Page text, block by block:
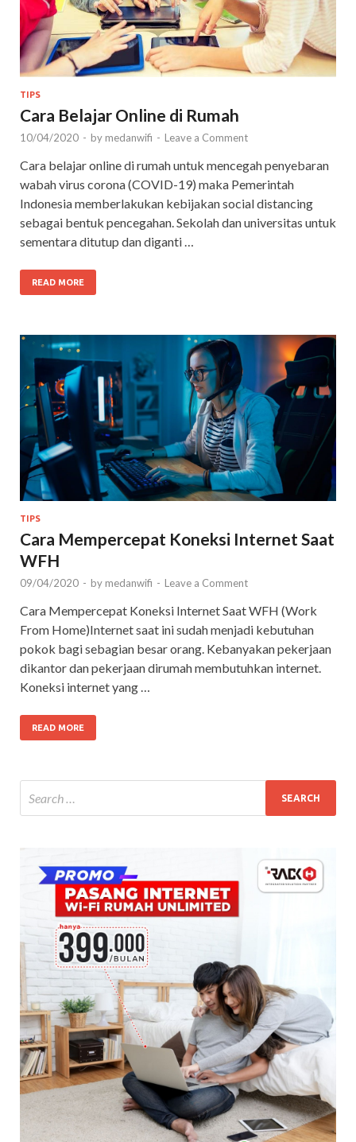
TIPS
Cara Belajar Online di Rumah
10/04/2020 - by medanwifi - Leave a Comment
Cara belajar online di rumah untuk mencegah penyebaran
wabah virus corona (COVID-19) maka Pemerintah
Indonesia memberlakukan kebijakan social distancing
sebagai bentuk pencegahan. Sekolah dan universitas untuk
sementara ditutup dan diganti …
READ MORE
TIPS
Cara Mempercepat Koneksi Internet Saat
WFH
09/04/2020 - by medanwifi - Leave a Comment
Cara Mempercepat Koneksi Internet Saat WFH (Work
From Home)Internet saat ini sudah menjadi kebutuhan
pokok bagi sebagian besar orang. Kebanyakan pekerjaan
dikantor dan pekerjaan dirumah membutuhkan internet.
Koneksi internet yang …
READ MORE